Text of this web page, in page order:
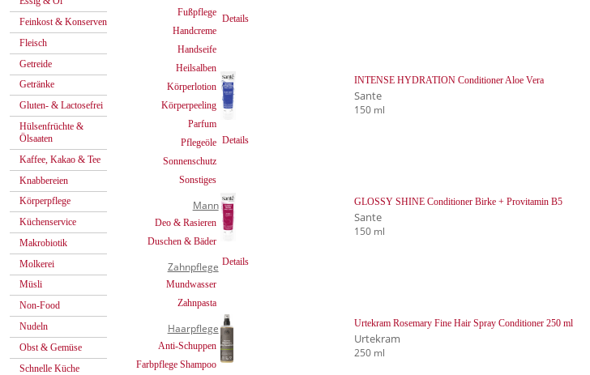
Feinkost & Konserven
Fleisch
Getreide
Getränke
Gluten- & Lactosefrei
Hülsenfrüchte &
Ölsaaten
Kaffee, Kakao & Tee
Knabbereien
Körperpflege
Küchenservice
Makrobiotik
Molkerei
Müsli
Non-Food
Nudeln
Obst & Gemüse
Schnelle Küche
Fußpflege
Handcreme
Handseife
Heilsalben
Körperlotion
Körperpeeling
Parfum
Pflegeöle
Sonnenschutz
Sonstiges
Mann
Deo & Rasieren
Duschen & Bäder
Zahnpflege
Mundwasser
Zahnpasta
Haarpflege
Anti-Schuppen
Farbpflege Shampoo
Details
Details
INTENSE HYDRATION Conditioner Aloe Vera
Sante
150 ml
Details
GLOSSY SHINE Conditioner Birke + Provitamin B5
Sante
150 ml
Urtekram Rosemary Fine Hair Spray Conditioner 250 ml
Urtekram
250 ml